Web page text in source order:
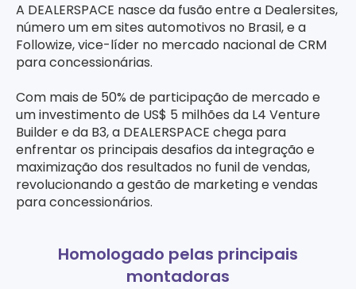
A DEALERSPACE nasce da fusão entre a Dealersites,
número um em sites automotivos no Brasil, e a
Followize, vice-líder no mercado nacional de CRM
para concessionárias.
Com mais de 50% de participação de mercado e
um investimento de US$ 5 milhões da L4 Venture
Builder e da B3, a DEALERSPACE chega para
enfrentar os principais desafios da integração e
maximização dos resultados no funil de vendas,
revolucionando a gestão de marketing e vendas
para concessionários.
Homologado pelas principais
montadoras